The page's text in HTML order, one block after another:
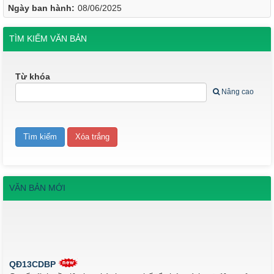
Ngày ban hành: 08/06/2025
TÌM KIẾM VĂN BẢN
Từ khóa
Nâng cao
VĂN BẢN MỚI
QĐ13CDBP
Quyết định về việc ban hành quy chế tổ chức và hoạt động của